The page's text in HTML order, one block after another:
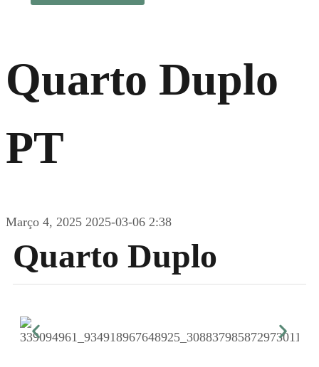
Quarto Duplo
PT
Março 4, 2025 2025-03-06 2:38
Quarto Duplo